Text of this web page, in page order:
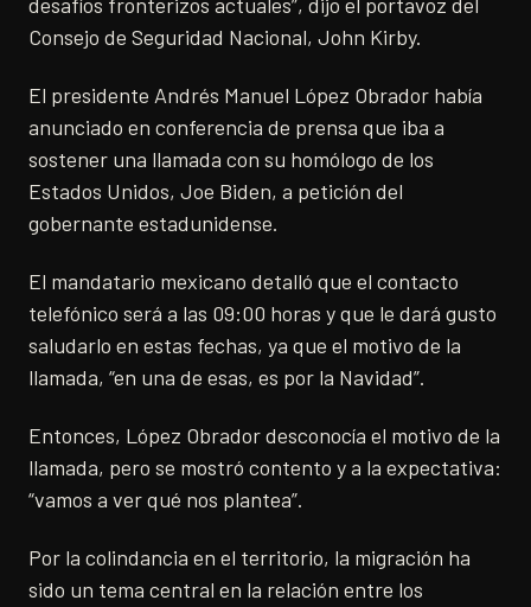
Consejo de Seguridad Nacional, John Kirby.
El presidente Andrés Manuel López Obrador había
anunciado en conferencia de prensa que iba a
sostener una llamada con su homólogo de los
Estados Unidos, Joe Biden, a petición del
gobernante estadunidense.
El mandatario mexicano detalló que el contacto
telefónico será a las 09:00 horas y que le dará gusto
saludarlo en estas fechas, ya que el motivo de la
llamada, “en una de esas, es por la Navidad”.
Entonces, López Obrador desconocía el motivo de la
llamada, pero se mostró contento y a la expectativa:
“vamos a ver qué nos plantea”.
Por la colindancia en el territorio, la migración ha
sido un tema central en la relación entre los